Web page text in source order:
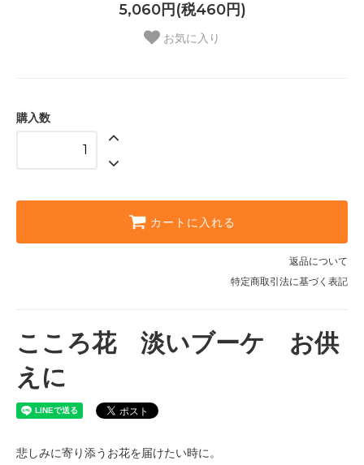
5,060円(税460円)
お気に入り
購入数
カートに入れる
返品について
特定商取引法に基づく表記
こころ花 淡いブーケ お供
えに
悲しみに寄り添うお花を届けたい時に。